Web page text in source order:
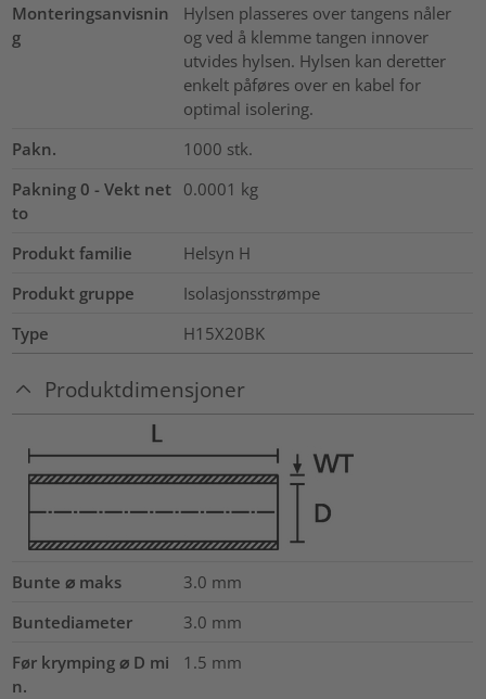
Monteringsanvisnin
g
Hylsen plasseres over tangens nåler
og ved å klemme tangen innover
utvides hylsen. Hylsen kan deretter
enkelt påføres over en kabel for
optimal isolering.
Pakn.
1000 stk.
Pakning 0 - Vekt net
to
0.0001 kg
Produkt familie
Helsyn H
Produkt gruppe
Isolasjonsstrømpe
Type
H15X20BK
Produktdimensjoner
Bunte ⌀ maks 3.0 mm
Buntediameter
3.0 mm
Før krymping ⌀ D mi
n.
1.5 mm